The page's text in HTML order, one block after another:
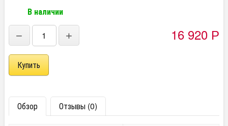
В наличии
− + 16 920 Р
Обзор Отзывы (0)